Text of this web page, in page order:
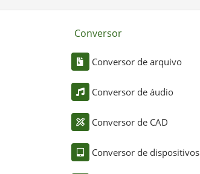
Conversor
Conversor de arquivo
Conversor de áudio
Conversor de CAD
Conversor de dispositivos